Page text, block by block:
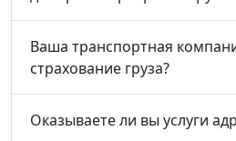
Ваша транспортная
страхование груза?
Оказываете ли вы услуги